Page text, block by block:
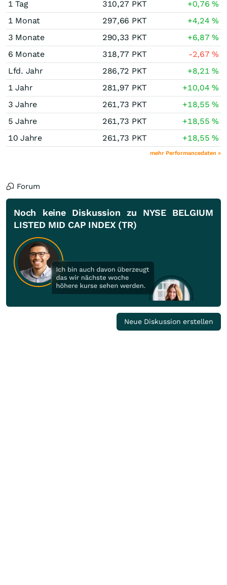
1 Tag 310,27 PKT +0,76%
1 Monat
297,66 PKT +4,24%
3 Monate
290,33 PKT +6,87%
6 Monate
318,77 PKT -2,67%
Lfd. Jahr
286,72 PKT +8,21%
1 Jahr
281,97 PKT +10,04%
3 Jahre
261,73 PKT +18,55%
5 Jahre
261,73 PKT +18,55%
10 Jahre
261,73 PKT +18,55%
mehr Performancedaten »
Forum
Noch keine Diskussion zu NYSE BELGIUM
LISTED MID CAP INDEX (TR)
Neue Diskussion erstellen